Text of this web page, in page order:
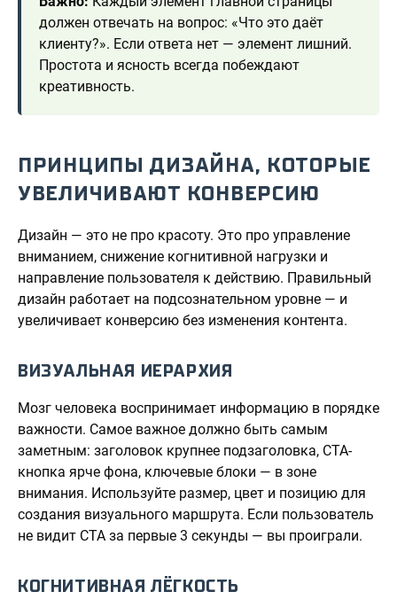
должен отвечать на вопрос: «Что это даёт
клиенту?». Если ответа нет — элемент лишний.
Простота и ясность всегда побеждают
креативность.
ПРИНЦИПЫ ДИЗАЙНА, КОТОРЫЕ
УВЕЛИЧИВАЮТ КОНВЕРСИЮ
Дизайн — это не про красоту. Это про управление
вниманием, снижение когнитивной нагрузки и
направление пользователя к действию. Правильный
дизайн работает на подсознательном уровне — и
увеличивает конверсию без изменения контента.
ВИЗУАЛЬНАЯ ИЕРАРХИЯ
Мозг человека воспринимает информацию в порядке
важности. Самое важное должно быть самым
заметным: заголовок крупнее подзаголовка, CTA-
кнопка ярче фона, ключевые блоки — в зоне
внимания. Используйте размер, цвет и позицию для
создания визуального маршрута. Если пользователь
не видит CTA за первые 3 секунды — вы проиграли.
КОГНИТИВНАЯ ЛЁГКОСТЬ